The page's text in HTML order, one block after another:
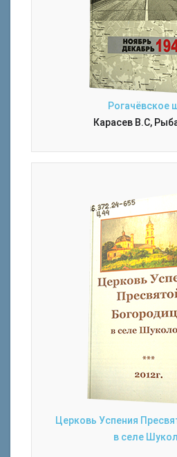
Рогачёвское
Карасев В.С,
Церковь Успения
в селе